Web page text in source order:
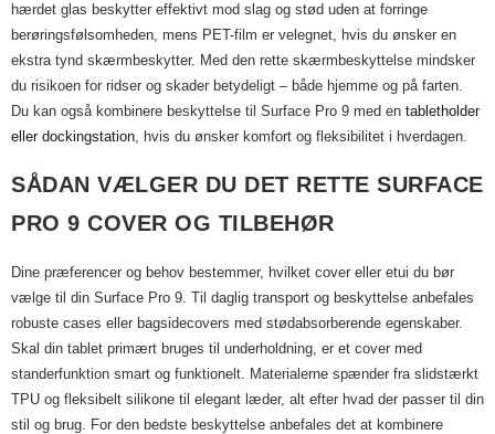
hærdet glas beskytter effektivt mod slag og stød uden at forringe
berøringsfølsomheden, mens PET-film er velegnet, hvis du ønsker en
ekstra tynd skærmbeskytter. Med den rette skærmbeskyttelse mindsker
du risikoen for ridser og skader betydeligt – både hjemme og på farten.
Du kan også kombinere beskyttelse til Surface Pro 9 med en tabletholder
eller dockingstation, hvis du ønsker komfort og fleksibilitet i hverdagen.
SÅDAN VÆLGER DU DET RETTE SURFACE
PRO 9 COVER OG TILBEHØR
Dine præferencer og behov bestemmer, hvilket cover eller etui du bør
vælge til din Surface Pro 9. Til daglig transport og beskyttelse anbefales
robuste cases eller bagsidecovers med stødabsorberende egenskaber.
Skal din tablet primært bruges til underholdning, er et cover med
standerfunktion smart og funktionelt. Materialerne spænder fra slidstærkt
TPU og fleksibelt silikone til elegant læder, alt efter hvad der passer til din
stil og brug. For den bedste beskyttelse anbefales det at kombinere